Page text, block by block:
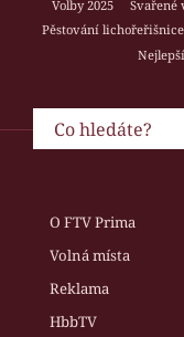
Volby 2025
Svařené
Pěstování lichořeřišnice
O FTV Prima
Volná místa
Reklama
HbbTV